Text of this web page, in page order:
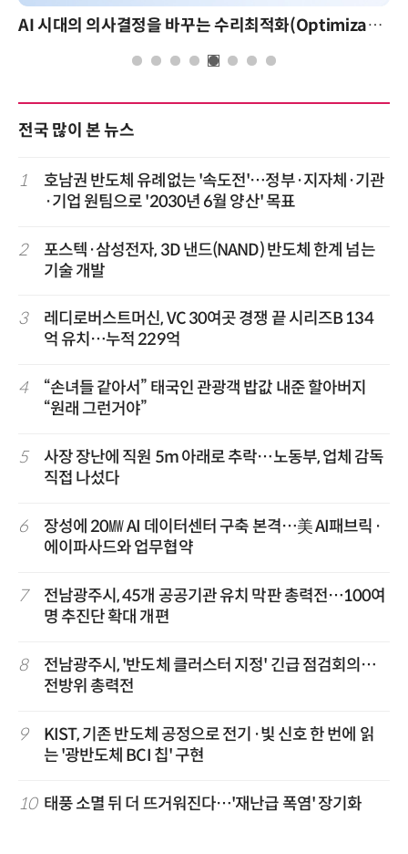
AI 시대의 의사결정을 바꾸는 수리최적화(Optimization): 실제 산업 적용 사례와 활용 전략
전국 많이 본 뉴스
1
호남권 반도체 유례없는 '속도전'…정부·지자체·기관
·기업 원팀으로 '2030년 6월 양산' 목표
2
포스텍·삼성전자, 3D 낸드(NAND) 반도체 한계 넘는
기술 개발
3
레디로버스트머신, VC 30여곳 경쟁 끝 시리즈B 134
억 유치…누적 229억
4
“손녀들 같아서” 태국인 관광객 밥값 내준 할아버지
“원래 그런거야”
5
사장 장난에 직원 5m 아래로 추락…노동부, 업체 감독
직접 나섰다
6
장성에 20㎿ AI 데이터센터 구축 본격…美 AI패브릭·
에이파사드와 업무협약
7
전남광주시, 45개 공공기관 유치 막판 총력전…100여
명 추진단 확대 개편
8
전남광주시, '반도체 클러스터 지정' 긴급 점검회의…
전방위 총력전
9
KIST, 기존 반도체 공정으로 전기·빛 신호 한 번에 읽
는 '광반도체 BCI 칩' 구현
10 태풍 소멸 뒤 더 뜨거워진다…'재난급 폭염' 장기화